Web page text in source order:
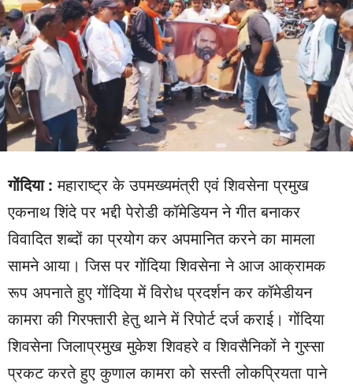
गोंदिया : महाराष्ट्र के उपमख्यमंत्री एवं शिवसेना प्रमुख
एकनाथ शिंदे पर भद्दी पेरोडी कॉमेडियन ने गीत बनाकर
विवादित शब्दों का प्रयोग कर अपमानित करने का मामला
सामने आया। जिस पर गोंदिया शिवसेना ने आज आक्रामक
रूप अपनाते हुए गोंदिया में विरोध प्रदर्शन कर कॉमेडीयन
कामरा की गिरफ्तारी हेतु थाने में रिपोर्ट दर्ज कराई। गोंदिया
शिवसेना जिलाप्रमुख मुकेश शिवहरे व शिवसैनिकों ने गुस्सा
प्रकट करते हुए कुणाल कामरा को सस्ती लोकप्रियता पाने